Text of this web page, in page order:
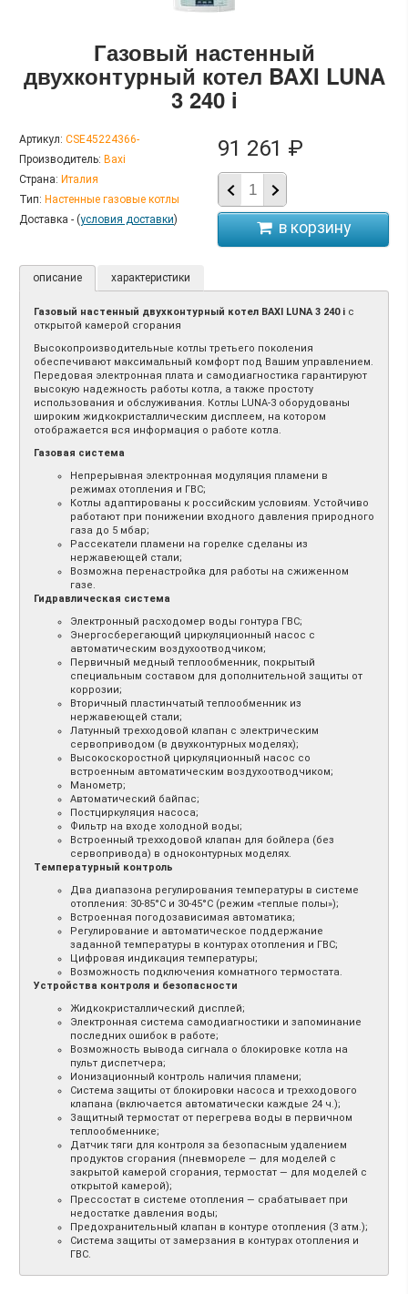
Газовый настенный
двухконтурный котел BAXI LUNA
3 240 i
Артикул: CSE45224366-
Производитель: Baxi
Страна: Италия
Тип: Настенные газовые котлы
Доставка - (условия доставки)
91 261 ₽
описание характеристики
Газовый настенный двухконтурный котел BAXI LUNA 3 240 i с
открытой камерой сгорания
Высокопроизводительные котлы третьего поколения
обеспечивают максимальный комфорт под Вашим управлением.
Передовая электронная плата и самодиагностика гарантируют
высокую надежность работы котла, а также простоту
использования и обслуживания. Котлы LUNA-3 оборудованы
широким жидкокристаллическим дисплеем, на котором
отображается вся информация о работе котла.
Газовая система
Непрерывная электронная модуляция пламени в
режимах отопления и ГВС;
Котлы адаптированы к российским условиям. Устойчиво
работают при понижении входного давления природного
газа до 5 мбар;
Рассекатели пламени на горелке сделаны из
нержавеющей стали;
Возможна перенастройка для работы на сжиженном
газе.
Гидравлическая система
Электронный расходомер воды гонтура ГВС;
Энергосберегающий циркуляционный насос с
автоматическим воздухоотводчиком;
Первичный медный теплообменник, покрытый
специальным составом для дополнительной защиты от
коррозии;
Вторичный пластинчатый теплообменник из
нержавеющей стали;
Латунный трехходовой клапан с электрическим
сервоприводом (в двухконтурных моделях);
Высокоскоростной циркуляционный насос со
встроенным автоматическим воздухоотводчиком;
Манометр;
Автоматический байпас;
Постциркуляция насоса;
Фильтр на входе холодной воды;
Встроенный трехходовой клапан для бойлера (без
сервопривода) в одноконтурных моделях.
Температурный контроль
Два диапазона регулирования температуры в системе
отопления: 30-85°С и 30-45°С (режим «теплые полы»);
Встроенная погодозависимая автоматика;
Регулирование и автоматическое поддержание
заданной температуры в контурах отопления и ГВС;
Цифровая индикация температуры;
Возможность подключения комнатного термостата.
Устройства контроля и безопасности
Жидкокристаллический дисплей;
Электронная система самодиагностики и запоминание
последних ошибок в работе;
Возможность вывода сигнала о блокировке котла на
пульт диспетчера;
Ионизационный контроль наличия пламени;
Система защиты от блокировки насоса и трехходового
клапана (включается автоматически каждые 24 ч.);
Защитный термостат от перегрева воды в первичном
теплообменнике;
Датчик тяги для контроля за безопасным удалением
продуктов сгорания (пневмореле — для моделей с
закрытой камерой сгорания, термостат — для моделей с
открытой камерой);
Прессостат в системе отопления — срабатывает при
недостатке давления воды;
Предохранительный клапан в контуре отопления (3 атм.);
Система защиты от замерзания в контурах отопления и
ГВС.